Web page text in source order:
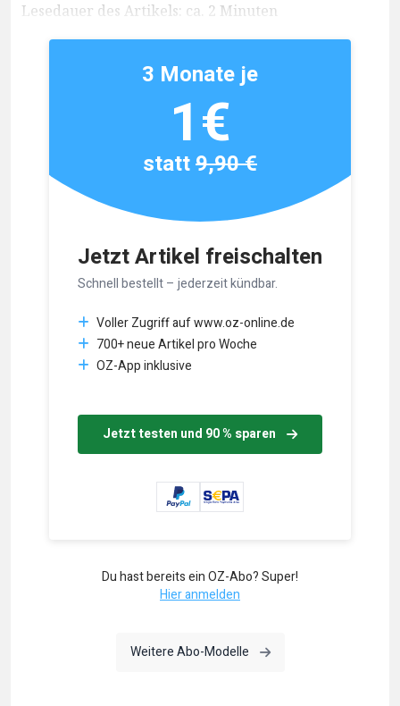
Lesedauer des Artikels: ca. 2 Minuten
Jetzt Artikel freischalten
Schnell bestellt – jederzeit kündbar.
Voller Zugriff auf www.oz-online.de
700+ neue Artikel pro Woche
OZ-App inklusive
Jetzt testen und 90 % sparen
3 Monate je
1€
statt9,90 €
Du hast bereits ein OZ-Abo? Super!
Hier anmelden
Weitere Abo-Modelle